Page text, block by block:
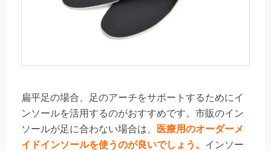
扁平足の場合、足のアーチをサポートするためにイ
ンソールを活用するのがおすすめです。市販のイン
ソールが足に合わない場合は、
医療用のオーダーメ
イドインソールを使うのが良いでしょう。 インソー